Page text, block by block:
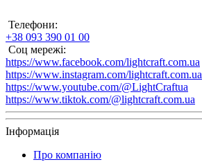
Телефони:
+38 093 390 01 00
Соц мережі:
https://www.facebook.com/lightcraft.com.ua
https://www.instagram.com/lightcraft.com.ua
https://www.youtube.com/@LightCraftua
https://www.tiktok.com/@lightcraft.com.ua
Інформація
Про компанію